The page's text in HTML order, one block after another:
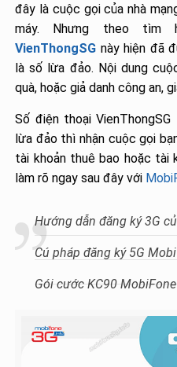
đây là cuộc gọi của nhà
máy. Nhưng theo tìm
VienThongSG này hiện đã
là số lừa đảo. Nội dung
quà, hoặc giả danh công an,
Số điện thoại
lừa đảo thì nhận cuộc gọi
tài khoản thuê bao hoặc tài
làm rõ ngay sau đây với
Hướng dẫn đăng ký 3G
Cú pháp đăng ký 5G Mobi
Gói cước KC90 MobiFone